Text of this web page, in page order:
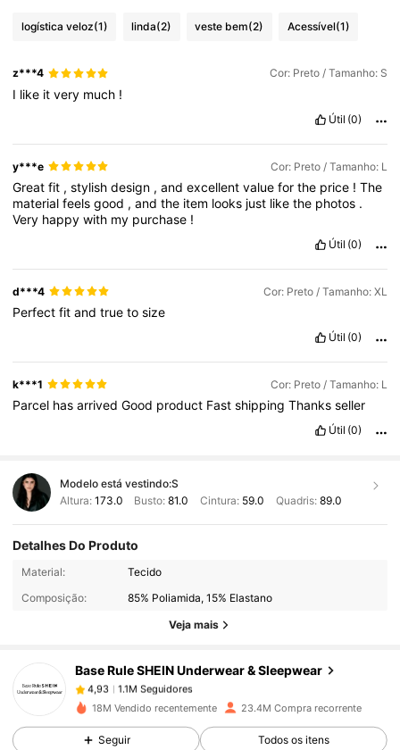
logística veloz(1) linda(2) veste bem(2) Acessível(1)
z***4 Cor: Preto / Tamanho: S
I like itvery much !
Útil (0)
y***e Cor: Preto / Tamanho: L
Greatfit ,stylishdesign ,andexcellentvalueforthe price !The
materialfeelsgood ,andthe item looks just likethe photos .
Very happywith my purchase !
Útil (0)
d***4 Cor: Preto / Tamanho: XL
Perfectfitandtruetosize
Útil (0)
k***1 Cor: Preto / Tamanho: L
Parcel hasarrivedGood product FastshippingThanksseller
Útil (0)
Modelo está vestindo:S
Altura: 173.0 Busto:81.0 Cintura: 59.0 Quadris: 89.0
Detalhes Do Produto
Material:
Tecido
Composição:
85% Poliamida, 15% Elastano
Veja mais
Base Rule SHEIN Underwear & Sleepwear
1.1M Seguidores
f***b pago1 dia atrás
4,93 1.1M Seguidores
18M Vendido recentemente 23.4M Compra recorrente
Seguir Todos os itens